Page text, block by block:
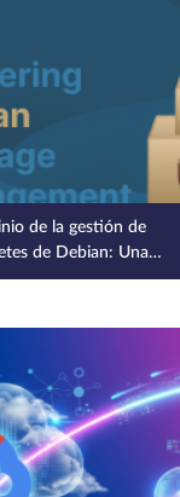
de la gestión de
de Debian: Una
profunda en dpkg